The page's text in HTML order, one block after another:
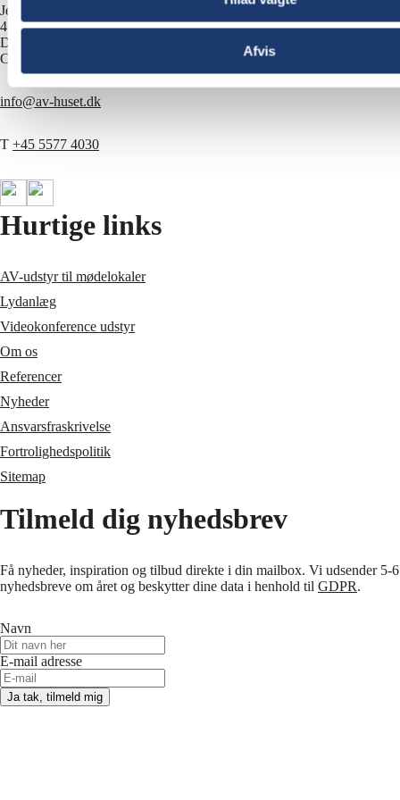
Afvis
Jernbuen 1
4700 Næstved
Danmark
CVR 13828687
info@av-huset.dk
T +45 5577 4030
Hurtige links
AV-udstyr til mødelokaler
Lydanlæg
Videokonference udstyr
Om os
Referencer
Nyheder
Ansvarsfraskrivelse
Fortrolighedspolitik
Sitemap
Tilmeld dig nyhedsbrev
Få nyheder, inspiration og tilbud direkte i din mailbox. Vi udsender 5-6
nyhedsbreve om året og beskytter dine data i henhold til GDPR.
Navn
E-mail adresse
Ja tak, tilmeld mig